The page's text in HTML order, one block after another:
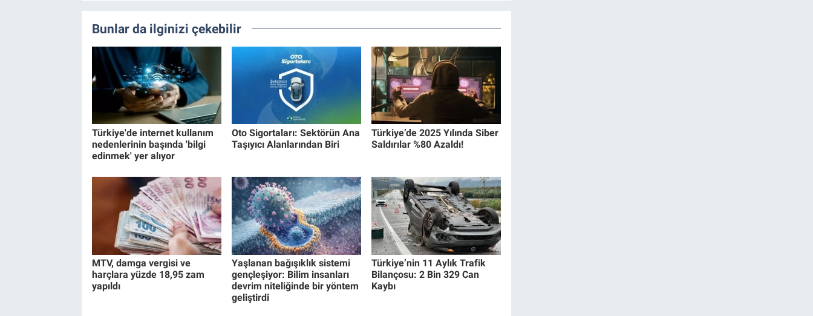
Bunlar da ilginizi çekebilir
Türkiye'de internet kullanım
nedenlerinin başında 'bilgi
edinmek' yer alıyor
Oto Sigortaları: Sektörün Ana
Taşıyıcı Alanlarından Biri
Türkiye’de 2025 Yılında Siber
Saldırılar %80 Azaldı!
MTV, damga vergisi ve
harçlara yüzde 18,95 zam
yapıldı
Yaşlanan bağışıklık sistemi
gençleşiyor: Bilim insanları
devrim niteliğinde bir yöntem
geliştirdi
Türkiye’nin 11 Aylık Trafik
Bilançosu: 2 Bin 329 Can
Kaybı